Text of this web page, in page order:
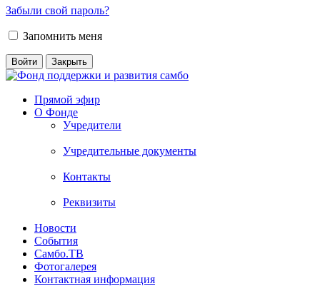
Забыли свой пароль?
Запомнить меня
Прямой эфир
О Фонде
Учредители
Учредительные документы
Контакты
Реквизиты
Новости
События
Самбо.ТВ
Фотогалерея
Контактная информация